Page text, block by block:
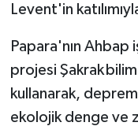
Levent'in
Papara'nın
projesi Şakrak bilim
kullanarak,
ekolojik denge ve